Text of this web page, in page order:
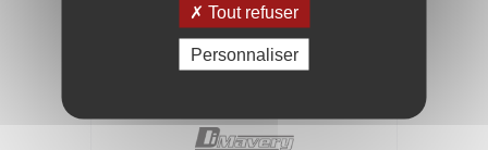
139,00 €
Tout refuser
Personnaliser